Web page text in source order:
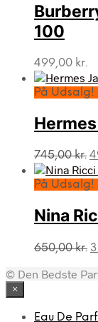
100
499,00 kr.
På Udsalg!
745,00kr.
På Udsalg!
Nina
650,00kr.
© Den Bedste
×
Eau De